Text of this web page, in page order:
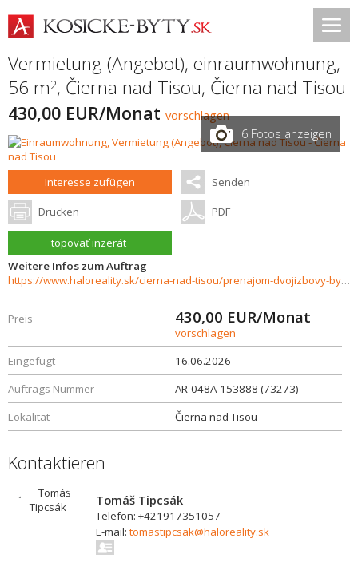
Vermietung (Angebot), einraumwohnung,
56 m2, Čierna nad Tisou, Čierna nad Tisou
430,00 EUR/Monat vorschlagen
6 Fotos anzeigen
Interesse zufügen Senden
Drucken PDF
topovať inzerát
Weitere Infos zum Auftrag
https://www.haloreality.sk/cierna-nad-tisou/prenajom-dvojizbovy-byt-cierna-nad-tisou/73273
Preis 430,00 EUR/Monat
vorschlagen
Eingefügt
16.06.2026
Auftrags Nummer
AR-048A-153888 (73273)
Lokalität
Čierna nad Tisou
Kontaktieren
Tomáš Tipcsák
Telefon: +421917351057
E-mail: tomastipcsak@haloreality.sk